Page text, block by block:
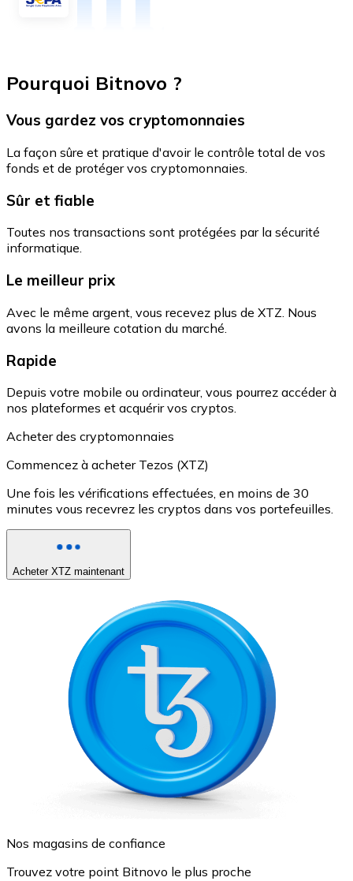
Pourquoi Bitnovo ?
Vous gardez vos cryptomonnaies
La façon sûre et pratique d'avoir le contrôle total de vos
fonds et de protéger vos cryptomonnaies.
Sûr et fiable
Toutes nos transactions sont protégées par la sécurité
informatique.
Le meilleur prix
Avec le même argent, vous recevez plus de XTZ. Nous
avons la meilleure cotation du marché.
Rapide
Depuis votre mobile ou ordinateur, vous pourrez accéder à
nos plateformes et acquérir vos cryptos.
Acheter des cryptomonnaies
Commencez à acheter Tezos (XTZ)
Une fois les vérifications effectuées, en moins de 30
minutes vous recevrez les cryptos dans vos portefeuilles.
Acheter XTZ maintenant
Nos magasins de confiance
Trouvez votre point Bitnovo le plus proche